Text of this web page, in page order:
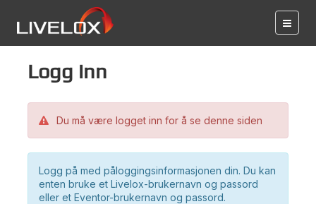
Logg inn
Du må være logget inn for å se denne siden
Logg på med påloggingsinformasjonen din. Du kan
enten bruke et Livelox-brukernavn og passord
eller et Eventor-brukernavn og passord.